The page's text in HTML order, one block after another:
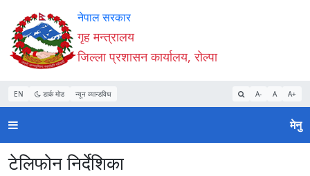
Accessibility
Mode
सुरु
गर्नुहोस्
सामाग्री
पढ्नुहाेस्
नेभिगेसन
पढ्नुहाेस्
वेबसाइट
खोजमा
जानुहोस्
नेपाल सरकार
गृह मन्त्रालय
जिल्ला प्रशासन कार्यालय, रोल्पा
EN डार्क मोड न्यून व्यान्डविथ A- A A+
मेनु
टेलिफोन निर्देशिका